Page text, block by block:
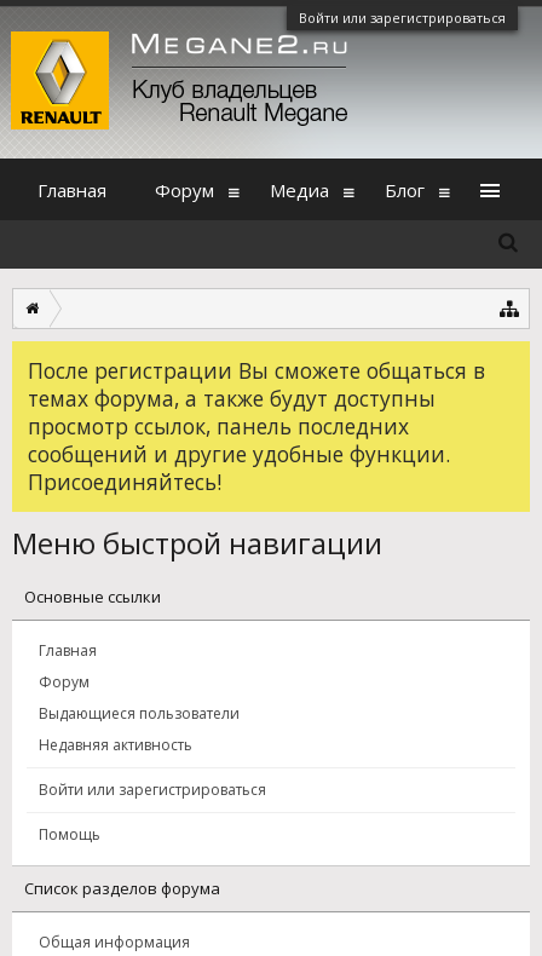
Войти или зарегистрироваться
После регистрации Вы сможете общаться в
темах форума, а также будут доступны
просмотр ссылок, панель последних
сообщений и другие удобные функции.
Присоединяйтесь!
Меню быстрой навигации
Основные ссылки
Главная
Форум
Выдающиеся пользователи
Недавняя активность
Войти или зарегистрироваться
Помощь
Список разделов форума
Общая информация
Главная Форум Медиа Блог